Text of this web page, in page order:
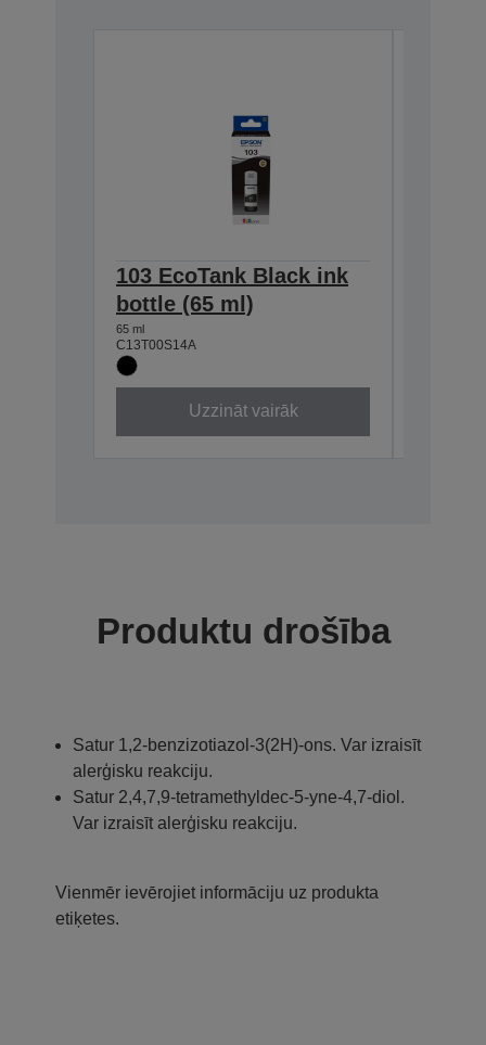
103 EcoTank Black ink
bottle (65 ml)
65 ml
C13T00S14A
Uzzināt vairāk
Produktu drošība
Satur 1,2-benzizotiazol-3(2H)-ons. Var izraisīt
alerģisku reakciju.
Satur 2,4,7,9-tetramethyldec-5-yne-4,7-diol.
Var izraisīt alerģisku reakciju.
Vienmēr ievērojiet informāciju uz produkta
etiķetes.